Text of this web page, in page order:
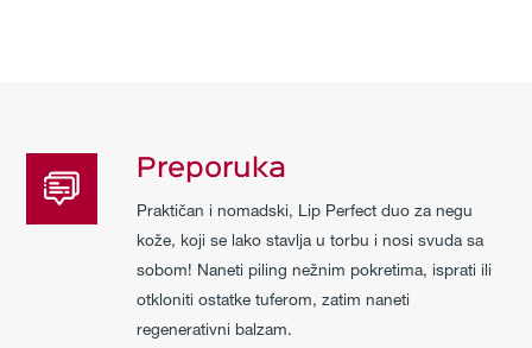
Preporuka
Praktičan i nomadski, Lip Perfect duo za negu
kože, koji se lako stavlja u torbu i nosi svuda sa
sobom! Naneti piling nežnim pokretima, isprati ili
otkloniti ostatke tuferom, zatim naneti
regenerativni balzam.